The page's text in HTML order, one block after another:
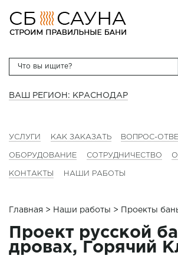
ВАШ РЕГИОН: КРАСНОДАР
УСЛУГИ КАК ЗАКАЗАТЬ ВОПРОС-
ОБОРУДОВАНИЕ СОТРУДНИЧЕСТВО
КОНТАКТЫ НАШИ РАБОТЫ
Главная > Наши работы > Проекты
Проект русской
дровах, Горячий